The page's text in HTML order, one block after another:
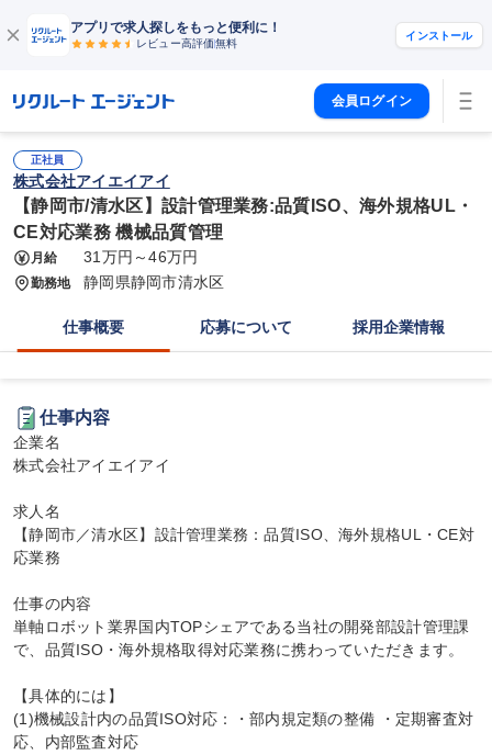
アプリで求人探しをもっと便利に！
レビュー高評価無料
インストール
会員ログイン
正社員
株式会社アイエイアイ
【静岡市/清水区】設計管理業務:品質ISO、海外規格UL・
CE対応業務 機械品質管理
月給 31万円～46万円
勤務地 静岡県静岡市清水区
仕事概要 応募について 採用企業情報
仕事内容
企業名
株式会社アイエイアイ
求人名
【静岡市／清水区】設計管理業務：品質ISO、海外規格UL・CE対
応業務
仕事の内容
単軸ロボット業界国内TOPシェアである当社の開発部設計管理課
で、品質ISO・海外規格取得対応業務に携わっていただきます。
【具体的には】
(1)機械設計内の品質ISO対応：・部内規定類の整備 ・定期審査対
応、内部監査対応